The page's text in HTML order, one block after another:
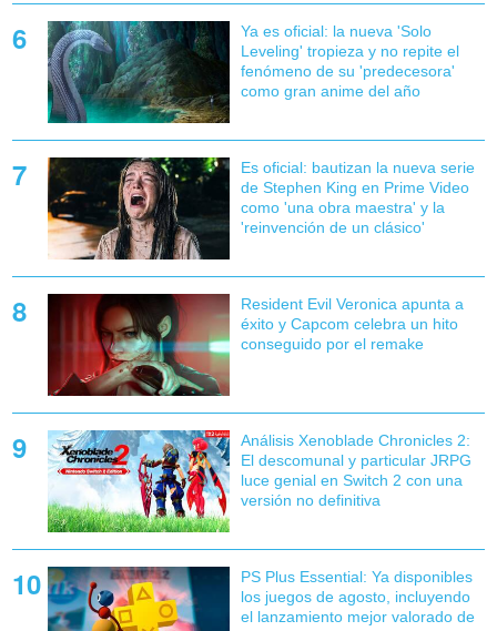
Ya es oficial: la nueva 'Solo
Leveling' tropieza y no repite el
fenómeno de su 'predecesora'
como gran anime del año
Es oficial: bautizan la nueva serie
de Stephen King en Prime Video
como 'una obra maestra' y la
'reinvención de un clásico'
Resident Evil Veronica apunta a
éxito y Capcom celebra un hito
conseguido por el remake
Análisis Xenoblade Chronicles 2:
El descomunal y particular JRPG
luce genial en Switch 2 con una
versión no definitiva
PS Plus Essential: Ya disponibles
los juegos de agosto, incluyendo
el lanzamiento mejor valorado de